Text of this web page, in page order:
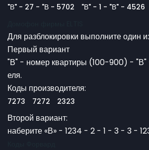
"В" - 27 - "В - 5702
"В" - 1 - "В" - 4526
Для разблокировки выполните один
Первый вариант
"В" - номер квартиры (100-900) - "В"
еля.
Коды производителя:
7273 7272 2323
Второй вариант:
наберите «В» - 1234 - 2 - 1 - 3 - 3 -